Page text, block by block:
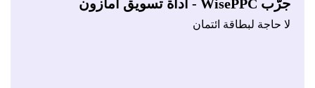
حاجة لبطاقة ائتمان